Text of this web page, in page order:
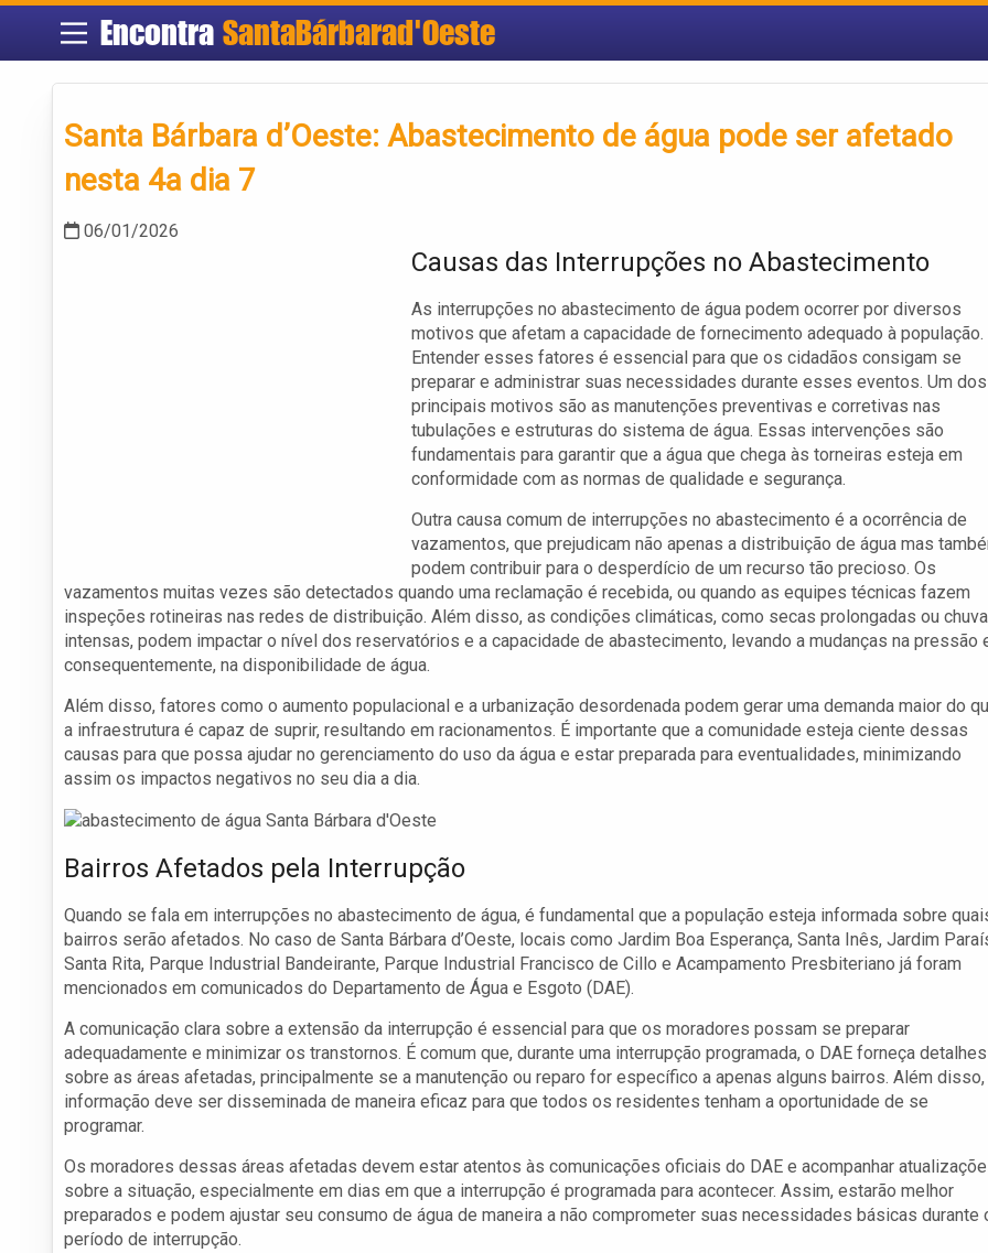
Encontra SantaBárbarad'Oeste
Santa Bárbara d’Oeste: Abastecimento de água pode ser afetado
nesta 4a dia 7
06/01/2026
Causas das Interrupções no Abastecimento
As interrupções no abastecimento de água podem ocorrer por diversos
motivos que afetam a capacidade de fornecimento adequado à população.
Entender esses fatores é essencial para que os cidadãos consigam se
preparar e administrar suas necessidades durante esses eventos. Um dos
principais motivos são as manutenções preventivas e corretivas nas
tubulações e estruturas do sistema de água. Essas intervenções são
fundamentais para garantir que a água que chega às torneiras esteja em
conformidade com as normas de qualidade e segurança.
Outra causa comum de interrupções no abastecimento é a ocorrência de
vazamentos, que prejudicam não apenas a distribuição de água mas
podem contribuir para o desperdício de um recurso tão precioso. Os
vazamentos muitas vezes são detectados quando uma reclamação é recebida, ou quando as equipes técnicas fazem
inspeções rotineiras nas redes de distribuição. Além disso, as condições climáticas, como secas prolongadas ou
intensas, podem impactar o nível dos reservatórios e a capacidade de abastecimento, levando a mudanças na pressão
consequentemente, na disponibilidade de água.
Além disso, fatores como o aumento populacional e a urbanização desordenada podem gerar uma demanda maior do
a infraestrutura é capaz de suprir, resultando em racionamentos. É importante que a comunidade esteja ciente dessas
causas para que possa ajudar no gerenciamento do uso da água e estar preparada para eventualidades, minimizando
assim os impactos negativos no seu dia a dia.
Bairros Afetados pela Interrupção
Quando se fala em interrupções no abastecimento de água, é fundamental que a população esteja informada sobre
bairros serão afetados. No caso de Santa Bárbara d’Oeste, locais como Jardim Boa Esperança, Santa Inês, Jardim
Santa Rita, Parque Industrial Bandeirante, Parque Industrial Francisco de Cillo e Acampamento Presbiteriano já foram
mencionados em comunicados do Departamento de Água e Esgoto (DAE).
A comunicação clara sobre a extensão da interrupção é essencial para que os moradores possam se preparar
adequadamente e minimizar os transtornos. É comum que, durante uma interrupção programada, o DAE forneça detalhes
sobre as áreas afetadas, principalmente se a manutenção ou reparo for específico a apenas alguns bairros. Além disso,
informação deve ser disseminada de maneira eficaz para que todos os residentes tenham a oportunidade de se
programar.
Os moradores dessas áreas afetadas devem estar atentos às comunicações oficiais do DAE e acompanhar
sobre a situação, especialmente em dias em que a interrupção é programada para acontecer. Assim, estarão melhor
preparados e podem ajustar seu consumo de água de maneira a não comprometer suas necessidades básicas durante
período de interrupção.